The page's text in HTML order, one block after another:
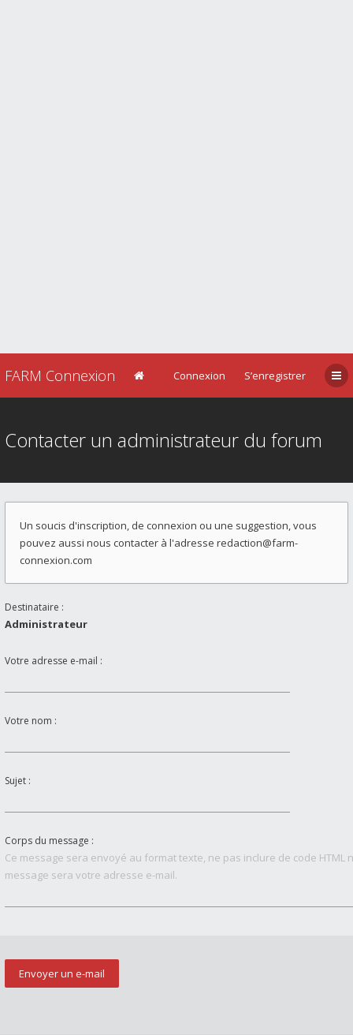
FARM Connexion Connexion S’enregistrer
Contacter un administrateur du forum
Un soucis d'inscription, de connexion ou une suggestion, vous
pouvez aussi nous contacter à l'adresse redaction@farm-
connexion.com
Destinataire :
Administrateur
Votre adresse e-mail :
Votre nom :
Sujet :
Corps du message :
Ce message sera envoyé au format texte, ne pas inclure de code HTML
message sera votre adresse e-mail.